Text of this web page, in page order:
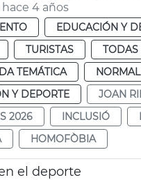
4 años
EDUCACIÓN Y
TURISTAS TODAS
TEMÁTICA
NORMAL
Y DEPORTE
JOAN
2026
INCLUSIÓ
HOMOFÒBIA
el deporte